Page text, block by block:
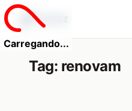
Carregando...
Tag: renovam